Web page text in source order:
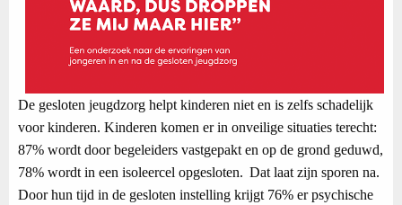
De gesloten jeugdzorg helpt kinderen niet en is zelfs schadelijk
voor kinderen. Kinderen komen er in onveilige situaties terecht:
87% wordt door begeleiders vastgepakt en op de grond geduwd,
78% wordt in een isoleercel opgesloten. Dat laat zijn sporen na.
Door hun tijd in de gesloten instelling krijgt 76% er psychische